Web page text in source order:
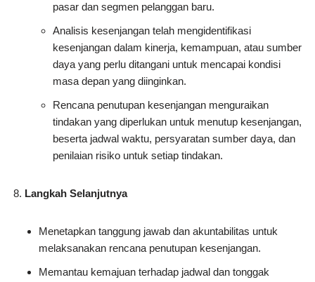
pasar dan segmen pelanggan baru.
Analisis kesenjangan telah mengidentifikasi
kesenjangan dalam kinerja, kemampuan, atau sumber
daya yang perlu ditangani untuk mencapai kondisi
masa depan yang diinginkan.
Rencana penutupan kesenjangan menguraikan
tindakan yang diperlukan untuk menutup kesenjangan,
beserta jadwal waktu, persyaratan sumber daya, dan
penilaian risiko untuk setiap tindakan.
Langkah Selanjutnya
Menetapkan tanggung jawab dan akuntabilitas untuk
melaksanakan rencana penutupan kesenjangan.
Memantau kemajuan terhadap jadwal dan tonggak